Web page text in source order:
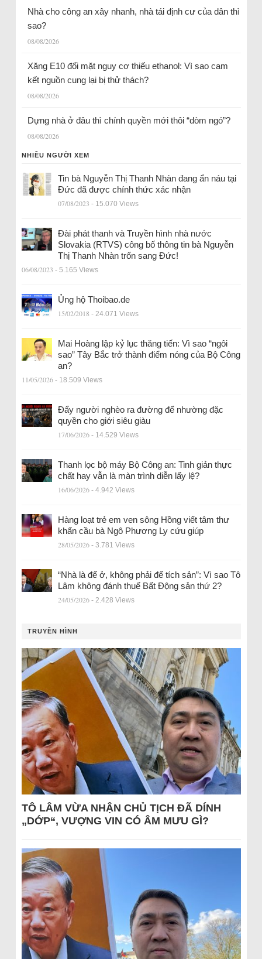
Nhà cho công an xây nhanh, nhà tái định cư của dân thì
sao?
08/08/2026
Xăng E10 đối mặt nguy cơ thiếu ethanol: Vì sao cam
kết nguồn cung lại bị thử thách?
08/08/2026
Dựng nhà ở đâu thì chính quyền mới thôi “dòm ngó”?
08/08/2026
NHIỀU NGƯỜI XEM
Tin bà Nguyễn Thị Thanh Nhàn đang ẩn náu tại
Đức đã được chính thức xác nhận
07/08/2023 - 15.070 Views
Đài phát thanh và Truyền hình nhà nước
Slovakia (RTVS) công bố thông tin bà Nguyễn
Thị Thanh Nhàn trốn sang Đức!
06/08/2023 - 5.165 Views
Ủng hộ Thoibao.de
15/02/2018 - 24.071 Views
Mai Hoàng lập kỷ lục thăng tiến: Vì sao “ngôi
sao” Tây Bắc trở thành điểm nóng của Bộ Công
an?
11/05/2026 - 18.509 Views
Đẩy người nghèo ra đường để nhường đặc
quyền cho giới siêu giàu
17/06/2026 - 14.529 Views
Thanh lọc bộ máy Bộ Công an: Tinh giản thực
chất hay vẫn là màn trình diễn lấy lệ?
16/06/2026 - 4.942 Views
Hàng loạt trẻ em ven sông Hồng viết tâm thư
khẩn cầu bà Ngô Phương Ly cứu giúp
28/05/2026 - 3.781 Views
“Nhà là để ở, không phải để tích sản”: Vì sao Tô
Lâm không đánh thuế Bất Động sản thứ 2?
24/05/2026 - 2.428 Views
TRUYỀN HÌNH
TÔ LÂM VỪA NHẬN CHỦ TỊCH ĐÃ DÍNH
„DỚP“, VƯỢNG VIN CÓ ÂM MƯU GÌ?